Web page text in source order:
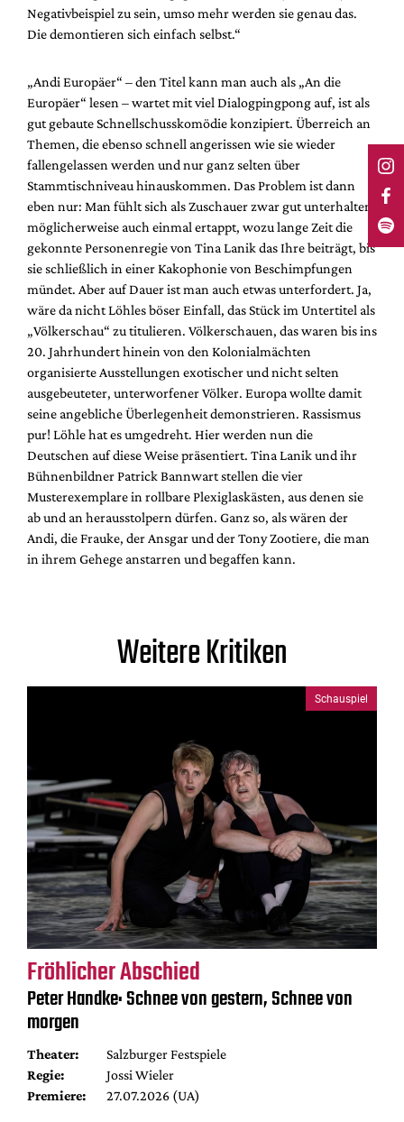
Negativbeispiel zu sein, umso mehr werden sie genau das.
Die demontieren sich einfach selbst.“
„Andi Europäer“ – den Titel kann man auch als „An die
Europäer“ lesen – wartet mit viel Dialogpingpong auf, ist als
gut gebaute Schnellschusskomödie konzipiert. Überreich an
Themen, die ebenso schnell angerissen wie sie wieder
fallengelassen werden und nur ganz selten über
Stammtischniveau hinauskommen. Das Problem ist dann
eben nur: Man fühlt sich als Zuschauer zwar gut unterhalten,
möglicherweise auch einmal ertappt, wozu lange Zeit die
gekonnte Personenregie von Tina Lanik das Ihre beiträgt, bis
sie schließlich in einer Kakophonie von Beschimpfungen
mündet. Aber auf Dauer ist man auch etwas unterfordert. Ja,
wäre da nicht Löhles böser Einfall, das Stück im Untertitel als
„Völkerschau“ zu titulieren. Völkerschauen, das waren bis ins
20. Jahrhundert hinein von den Kolonialmächten
organisierte Ausstellungen exotischer und nicht selten
ausgebeuteter, unterworfener Völker. Europa wollte damit
seine angebliche Überlegenheit demonstrieren. Rassismus
pur! Löhle hat es umgedreht. Hier werden nun die
Deutschen auf diese Weise präsentiert. Tina Lanik und ihr
Bühnenbildner Patrick Bannwart stellen die vier
Musterexemplare in rollbare Plexiglaskästen, aus denen sie
ab und an herausstolpern dürfen. Ganz so, als wären der
Andi, die Frauke, der Ansgar und der Tony Zootiere, die man
in ihrem Gehege anstarren und begaffen kann.
Weitere Kritiken
Schauspiel
Fröhlicher Abschied
Peter Handke: Schnee von gestern, Schnee von
morgen
Theater:
Salzburger Festspiele
Regie:
Jossi Wieler
Premiere:
27.07.2026 (UA)